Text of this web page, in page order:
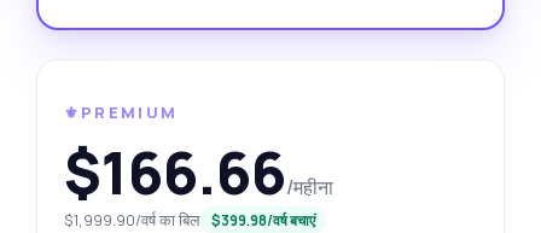
⚜️PREMIUM
$166.66/महीना
$1,999.90/वर्ष का बिल $399.98/वर्ष बचाएं